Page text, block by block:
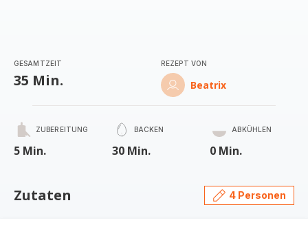
GESAMTZEIT
35 Min.
REZEPT VON
Beatrix
ZUBEREITUNG
5 Min.
BACKEN
30 Min.
ABKÜHLEN
0 Min.
Zutaten 4 Personen